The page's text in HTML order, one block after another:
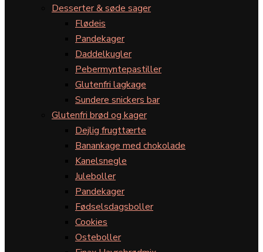
Desserter & søde sager
Flødeis
Pandekager
Daddelkugler
Pebermyntepastiller
Glutenfri lagkage
Sundere snickers bar
Glutenfri brød og kager
Dejlig frugttærte
Banankage med chokolade
Kanelsnegle
Juleboller
Pandekager
Fødselsdagsboller
Cookies
Osteboller